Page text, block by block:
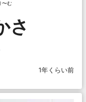
〜む
さ
1年くらい前